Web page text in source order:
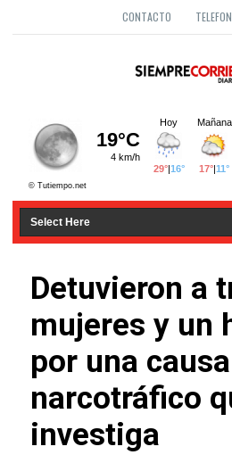
CONTACTO
Detuvieron a
mujeres y un
por una
narcotráfico
investiga